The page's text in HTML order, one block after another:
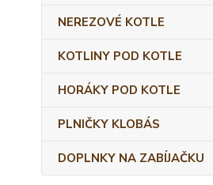
NEREZOVÉ KOTLE
KOTLINY POD KOTLE
HORÁKY POD KOTLE
PLNIČKY KLOBÁS
DOPLNKY NA ZABÍJAČKU